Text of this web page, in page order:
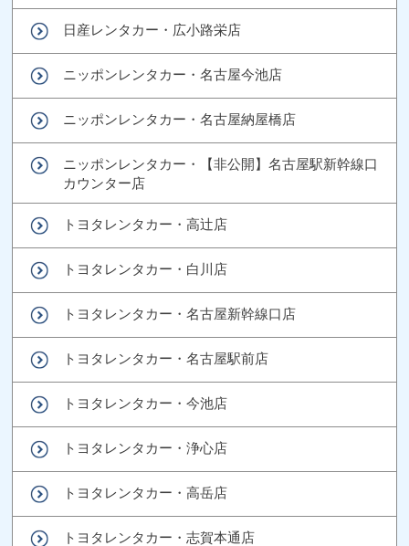
日産レンタカー・広小路栄店
ニッポンレンタカー・名古屋今池店
ニッポンレンタカー・名古屋納屋橋店
ニッポンレンタカー・【非公開】名古屋駅新幹線口
カウンター店
トヨタレンタカー・高辻店
トヨタレンタカー・白川店
トヨタレンタカー・名古屋新幹線口店
トヨタレンタカー・名古屋駅前店
トヨタレンタカー・今池店
トヨタレンタカー・浄心店
トヨタレンタカー・高岳店
トヨタレンタカー・志賀本通店